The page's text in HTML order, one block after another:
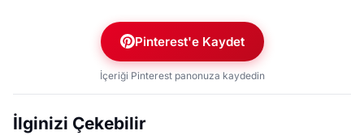
Pinterest'e Kaydet
İçeriği Pinterest panonuza kaydedin
İlginizi Çekebilir